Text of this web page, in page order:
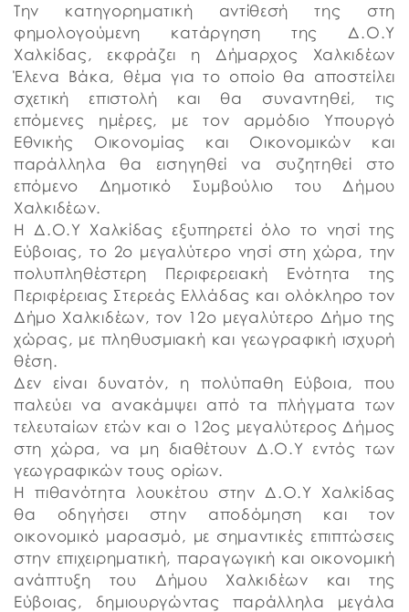
Την κατηγορηματική αντίθεσή της στη
φημολογούμενη κατάργηση της Δ.Ο.Υ
Χαλκίδας, εκφράζει η Δήμαρχος Χαλκιδέων
Έλενα Βάκα, θέμα για το οποίο θα αποστείλει
σχετική επιστολή και θα συναντηθεί, τις
επόμενες ημέρες, με τον αρμόδιο Υπουργό
Εθνικής Οικονομίας και Οικονομικών και
παράλληλα θα εισηγηθεί να συζητηθεί στο
επόμενο Δημοτικό Συμβούλιο του Δήμου
Χαλκιδέων.
Η Δ.Ο.Υ Χαλκίδας εξυπηρετεί όλο το νησί της
Εύβοιας, το 2ο μεγαλύτερο νησί στη χώρα, την
πολυπληθέστερη Περιφερειακή Ενότητα της
Περιφέρειας Στερεάς Ελλάδας και ολόκληρο τον
Δήμο Χαλκιδέων, τον 12ο μεγαλύτερο Δήμο της
χώρας, με πληθυσμιακή και γεωγραφική ισχυρή
θέση.
Δεν είναι δυνατόν, η πολύπαθη Εύβοια, που
παλεύει να ανακάμψει από τα πλήγματα των
τελευταίων ετών και ο 12ος μεγαλύτερος Δήμος
στη χώρα, να μη διαθέτουν Δ.Ο.Υ εντός των
γεωγραφικών τους ορίων.
Η πιθανότητα λουκέτου στην Δ.Ο.Υ Χαλκίδας
θα οδηγήσει στην αποδόμηση και τον
οικονομικό μαρασμό, με σημαντικές επιπτώσεις
στην επιχειρηματική, παραγωγική και οικονομική
ανάπτυξη του Δήμου Χαλκιδέων και της
Εύβοιας, δημιουργώντας παράλληλα μεγάλα